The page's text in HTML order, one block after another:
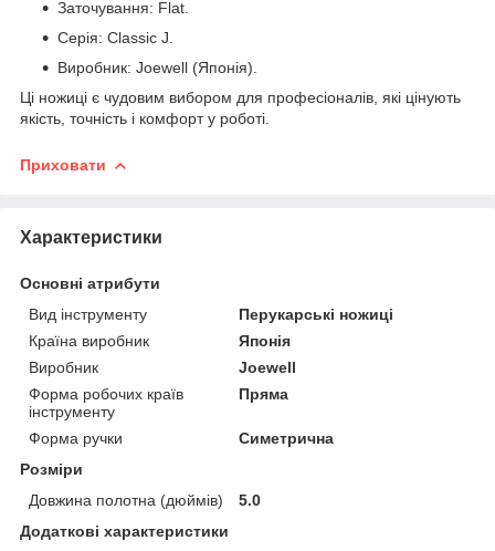
Заточування: Flat.
Серія: Classic J.
Виробник: Joewell (Японія).
Ці ножиці є чудовим вибором для професіоналів, які цінують
якість, точність і комфорт у роботі.
Приховати
Характеристики
Основні атрибути
Вид інструменту
Перукарські ножиці
Країна виробник
Японія
Виробник
Joewell
Форма робочих країв
інструменту
Пряма
Форма ручки
Симетрична
Розміри
Довжина полотна (дюймів)
5.0
Додаткові характеристики